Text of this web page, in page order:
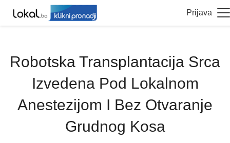
Prijava
Robotska Transplantacija Srca
Izvedena Pod Lokalnom
Anestezijom I Bez Otvaranje
Grudnog Kosa